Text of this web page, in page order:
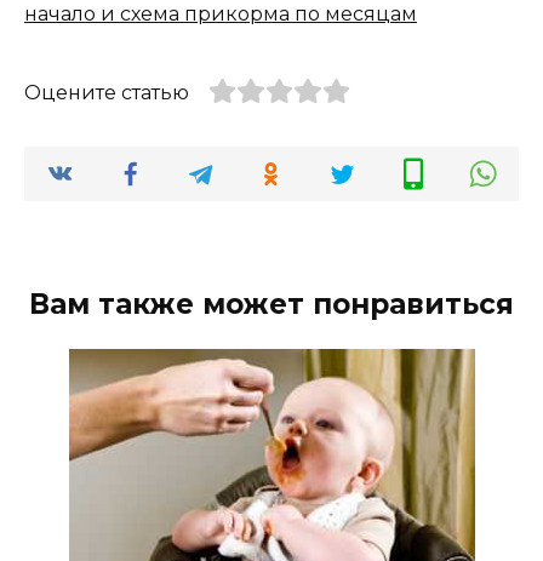
начало и схема прикорма по месяцам
Оцените статью
Вам также может понравиться